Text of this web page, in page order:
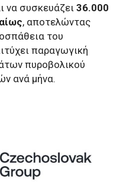
να συσκευάζει 36.000
, αποτελώντας
του
παραγωγική
πυροβολικού
ανά μήνα.